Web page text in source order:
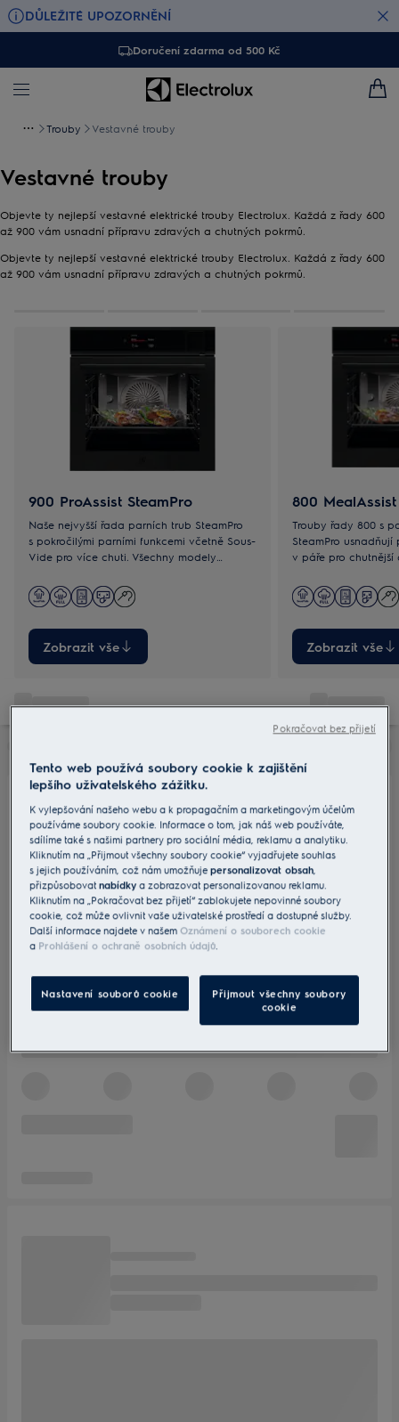
DŮLEŽITÉ UPOZORNĚNÍ
Doručení zdarma od 500 Kč
Trouby Vestavné trouby
Vestavné trouby
Objevte ty nejlepší vestavné elektrické trouby Electrolux. Každá z řady 600
až 900 vám usnadní přípravu zdravých a chutných pokrmů.
Objevte ty nejlepší vestavné elektrické trouby Electrolux. Každá z řady 600
až 900 vám usnadní přípravu zdravých a chutných pokrmů.
900 ProAssist SteamPro
Naše nejvyšší řada parních trub SteamPro
s pokročilými parními funkcemi včetně Sous-
Vide pro více chuti. Všechny modely
programům.
Zobrazit vše
800
Trouby řady 800 s
SteamPro
v páře pro chutnější a zdravější pokrmy. S
výraznějších chutí.
Zobrazit vše
Tento web používá soubory cookie k zajištění
lepšího uživatelského zážitku.
K vylepšování našeho webu a k propagačním a marketingovým účelům
používáme soubory cookie. Informace o tom, jak náš web používáte,
sdílíme také s našimi partnery pro sociální média, reklamu a analytiku.
Kliknutím na „Přijmout všechny soubory cookie“ vyjadřujete souhlas
s jejich používáním, což nám umožňujepersonalizovat obsah,
přizpůsobovatnabídky a zobrazovat personalizovanou reklamu.
Kliknutím na „Pokračovat bez přijetí“ zablokujete nepovinné soubory
cookie, což může ovlivnit vaše uživatelské prostředí a dostupné služby.
Další informace najdete v našemOznámení o souborech cookie
a Prohlášení o ochraně osobních údajů.
Nastavení souborů cookie
Přijmout všechny soubory
cookie
Pokračovat bez přijetí